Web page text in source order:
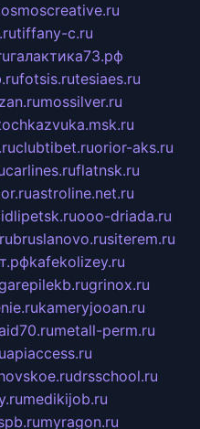
tiffany-c.ru
галактика73.рф
fotsis.rutesiaes.ru
mossilver.ru
clubtibet.ruorior-aks.ru
carlines.ruflatnsk.ru
astroline.net.ru
ooo-driada.ru
bruslanovo.rusiterem.ru
kafekolizey.ru
grinox.ru
kameryjooan.ru
metall-perm.ru
apiaccess.ru
drsschool.ru
medikijob.ru
myragon.ru